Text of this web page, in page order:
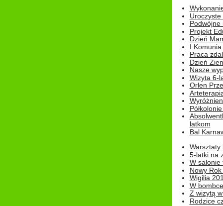
Podwójne
Projekt
Dzień
I
Praca
Dzień
Nasze
Wizyta 6-
Orlen
latkom
Bal
Warsztaty
5-latki na
W salonie
Nowy
Wigilia
W bombce
Z wizytą
Rodzice